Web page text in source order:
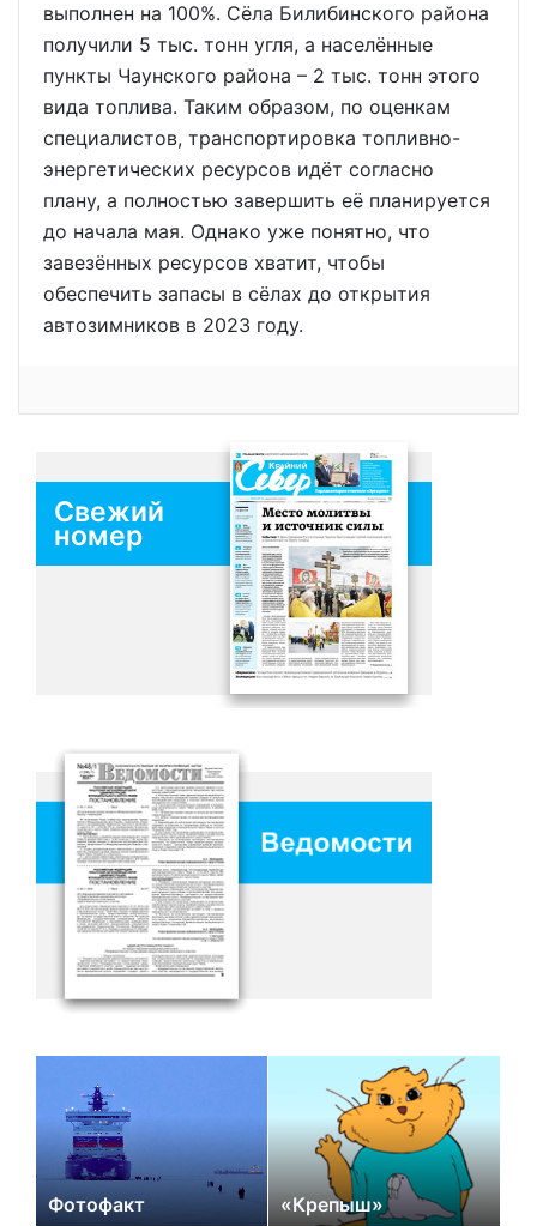
выполнен на 100%. Сёла Билибинского района
получили 5 тыс. тонн угля, а населённые
пункты Чаунского района – 2 тыс. тонн этого
вида топлива. Таким образом, по оценкам
специалистов, транспортировка топливно-
энергетических ресурсов идёт согласно
плану, а полностью завершить её планируется
до начала мая. Однако уже понятно, что
завезённых ресурсов хватит, чтобы
обеспечить запасы в сёлах до открытия
автозимников в 2023 году.
Свежий
номер
Фотофакт «Крепыш»